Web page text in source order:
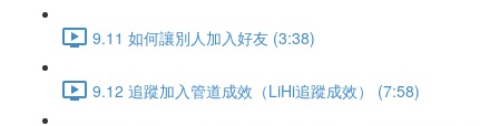
9.11 如何讓別人加入好友 (3:38)
9.12 追蹤加入管道成效（LiHi追蹤成效） (7:58)